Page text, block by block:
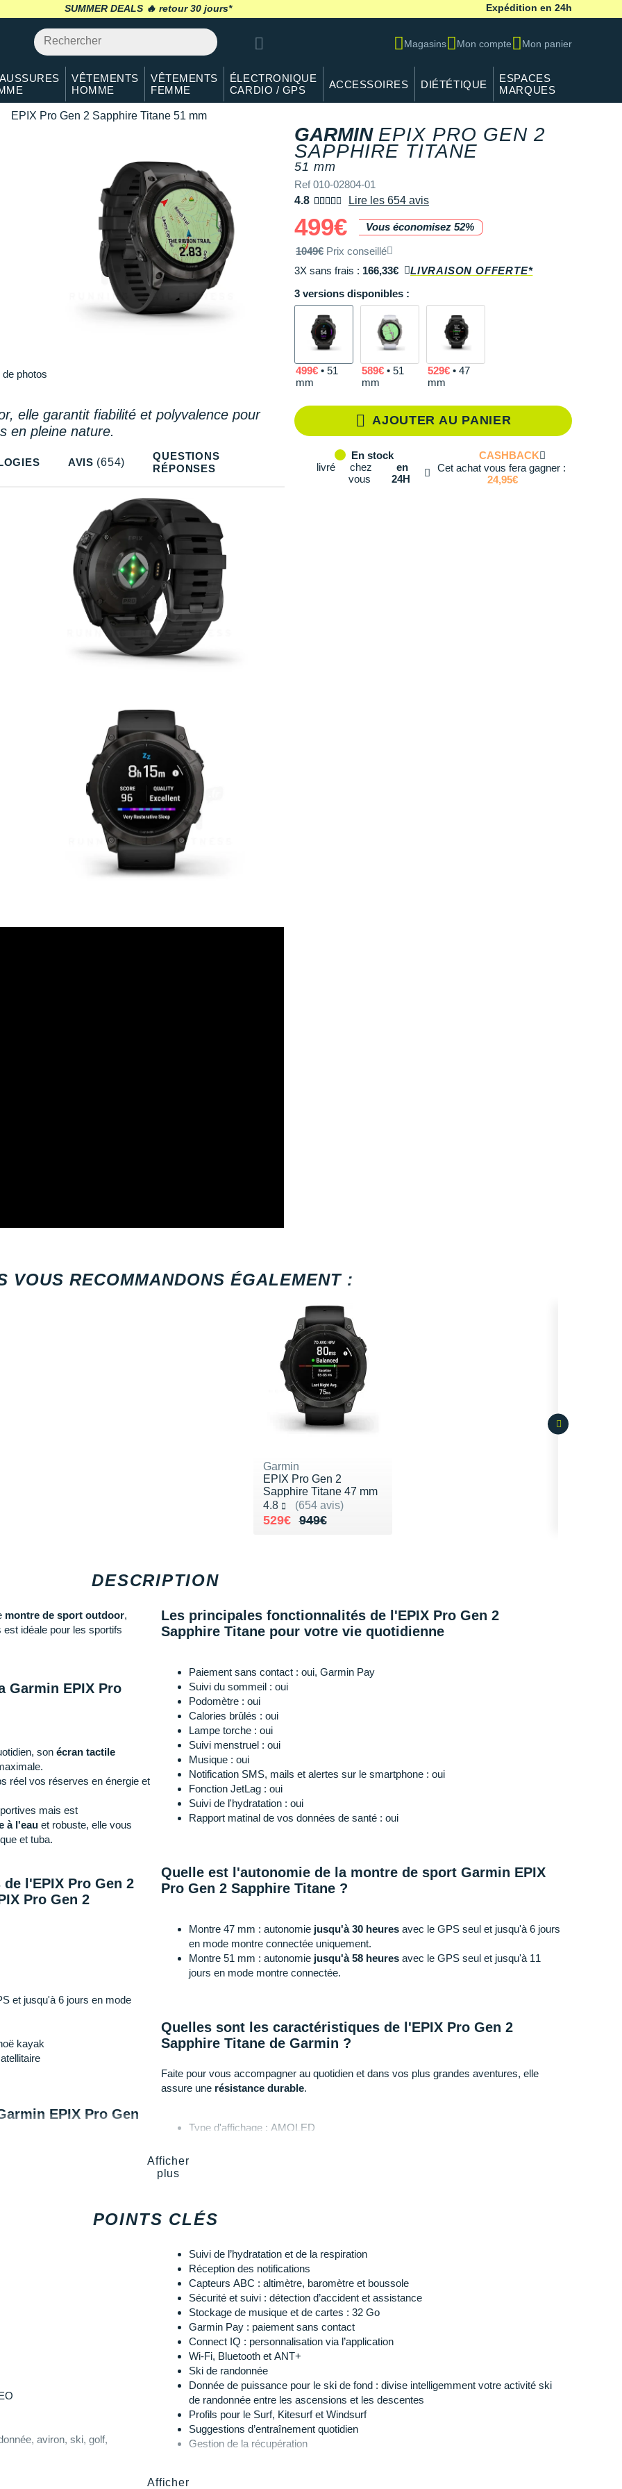
SUMMER DEALS 🔥 retour 30 jours* Expédition en 24h
Magasins Mon compte Mon panier
VÊTEMENTS
HOMME
VÊTEMENTS
FEMME
ÉLECTRONIQUE
CARDIO / GPS
ACCESSOIRES DIÉTÉTIQUE
ESPACES
MARQUES
EPIX Pro Gen 2 Sapphire Titane 51 mm
GARMIN EPIX PRO GEN 2
SAPPHIRE TITANE
51 mm
Ref 010-02804-01
4.8
Lire les 654 avis
499€ Vous économisez 52%
1049€ Prix conseillé
3X sans frais : 166,33€
LIVRAISON OFFERTE*
3 versions disponibles :
499€• 51
mm
589€• 51
mm
529€• 47
mm
AJOUTER AU PANIER
En stock
livré
chez
vous
en
24H
CASHBACK
Cet achat vous fera gagner :
24,95€
Plus
de photos
elle garantit fiabilité et polyvalence pour
en pleine nature.
AVIS (654)
QUESTIONS
RÉPONSES
DESCRIPTION
montre de sport outdoor,
idéale pour les sportifs
Garmin EPIX Pro
son écran tactile
réel vos réserves en énergie et
mais est
à l'eau et robuste, elle vous
et tuba.
l'EPIX Pro Gen 2
Pro Gen 2
et jusqu'à 6 jours en mode
kayak
EPIX Pro Gen
Garmin EPIX Pro
Les principales fonctionnalités de l'EPIX Pro Gen 2
Sapphire Titane pour votre vie quotidienne
Paiement sans contact : oui, Garmin Pay
Suivi du sommeil : oui
Podomètre : oui
Calories brûlés : oui
Lampe torche : oui
Suivi menstruel : oui
Musique : oui
Notification SMS, mails et alertes sur le smartphone : oui
Fonction JetLag : oui
Suivi de l'hydratation : oui
Rapport matinal de vos données de santé : oui
Quelle est l'autonomie de la montre de sport Garmin EPIX
Pro Gen 2 Sapphire Titane ?
Montre 47 mm : autonomie jusqu'à 30 heuresavec le GPS seul et jusqu'à 6 jours
en mode montre connectée uniquement.
Montre 51 mm : autonomie jusqu'à 58 heuresavec le GPS seul et jusqu'à 11
jours en mode montre connectée.
Quelles sont les caractéristiques de l'EPIX Pro Gen 2
Sapphire Titane de Garmin ?
Faite pour vous accompagner au quotidien et dans vos plus grandes aventures, elle
assure une résistance durable.
Type d'affichage : AMOLED
Poids : 70 g boîtier seul (sur variante 47 mm version standard)
Autonomie :
GPS seul : jusqu’à 58 heures / 82 heures en gestion
Mode expédition : jusqu’à 27 jours en gestion
Caractéristiques physiques :
Matériau du verre : Sapphire Crystal
Matériau de la lunette : Titane
Matériaux du boîtier : polymère renforcé de fibres et arrière en titane
Taille du boîtier (largeur x longueur x hauteur) : 5.1 x 5.1 x 1.49 cm
Poids : 88 g (boîtier seul : 60 g)
Étanchéité : 10 ATM
Écran :
Diamètre : 35.56 mm
Afficher
plus
POINTS CLÉS
aviron, ski, golf,
Suivi de l’hydratation et de la respiration
Réception des notifications
Capteurs ABC : altimètre, baromètre et boussole
Sécurité et suivi : détection d’accident et assistance
Stockage de musique et de cartes : 32 Go
Garmin Pay : paiement sans contact
Connect IQ : personnalisation via l’application
Wi-Fi, Bluetooth et ANT+
Ski de randonnée
Donnée de puissance pour le ski de fond : divise intelligemment votre activité ski
de randonnée entre les ascensions et les descentes
Profils pour le Surf, Kitesurf et Windsurf
Suggestions d’entraînement quotidien
Gestion de la récupération
Afficher
VOUS RECOMMANDONS ÉGALEMENT :
Garmin
EPIX Pro Gen 2
Sapphire Titane 47 mm
4.8
(654 avis)
Noté 4.8 sur 5
949€
Au lieu de 949€
529€
Vendu 529€